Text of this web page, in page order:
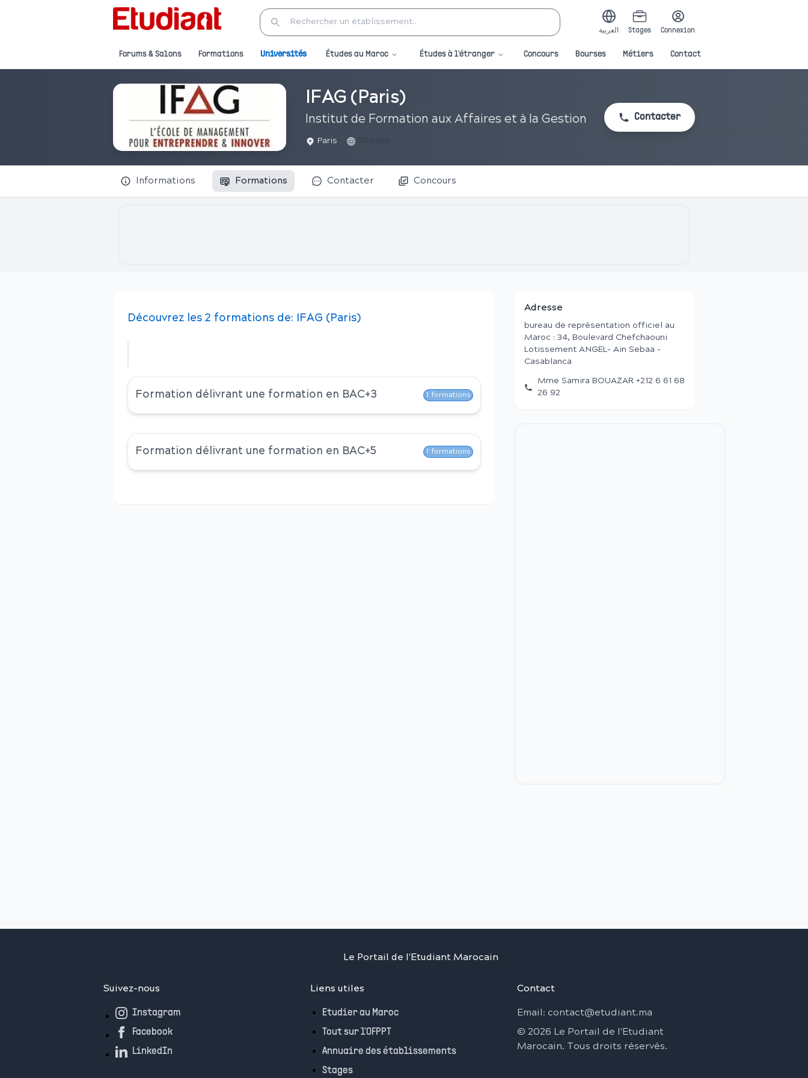
العربية Stages Connexion
Forums & Salons Formations Universités Études au Maroc Études à l'étranger Concours Bourses Métiers Contact
IFAG (Paris)
Institut de Formation aux Affaires et à la Gestion
Paris
Contacter
Informations Formations Contacter Concours
Découvrez les 2 formations de: IFAG (Paris)
Formation délivrant une formation en BAC+3 1 formations
Formation délivrant une formation en BAC+5 1 formations
Adresse
bureau de représentation officiel au
Maroc : 34, Boulevard Chefchaouni
Lotissement ANGEL- Ain Sebaa -
Casablanca
Mme Samira BOUAZAR +212 6 61 68
26 92
Le Portail de l'Etudiant Marocain
Suivez-nous
Instagram
Facebook
LinkedIn
Liens utiles
Etudier au Maroc
Tout sur l'OFPPT
Annuaire des établissements
Stages
Contact
Email: contact@etudiant.ma
© 2026 Le Portail de l'Etudiant
Marocain. Tous droits réservés.